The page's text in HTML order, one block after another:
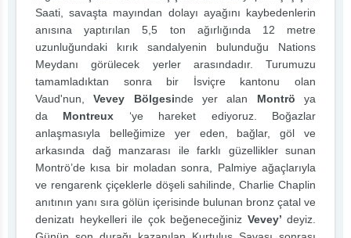
Saati, savaşta mayından dolayı ayağını kaybedenlerin
anısına yaptırılan 5,5 ton ağırlığında 12 metre
uzunluğundaki kırık sandalyenin bulunduğu Nations
Meydanı görülecek yerler arasındadır. Turumuzu
tamamladıktan sonra bir İsviçre kantonu olan
Vaud'nun,Vevey Bölgesinde yer alan Montrö ya
da Montreux ‘ye hareket ediyoruz. Boğazlar
anlaşmasıyla belleğimize yer eden, bağlar, göl ve
arkasında dağ manzarası ile farklı güzellikler sunan
Montrö’de kısa bir moladan sonra, Palmiye ağaçlarıyla
ve rengarenk çiçeklerle döşeli sahilinde, Charlie Chaplin
anıtının yanı sıra gölün içerisinde bulunan bronz çatal ve
denizatı heykelleri ile çok beğeneceğiniz Vevey’ deyiz.